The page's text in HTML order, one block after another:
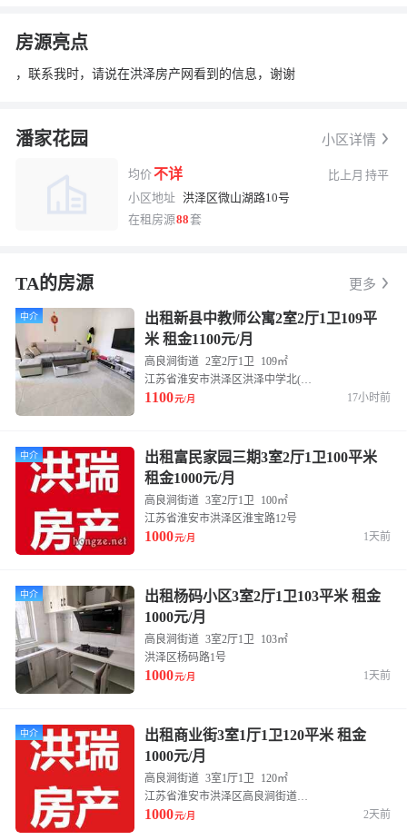
房源亮点
，联系我时，请说在洪泽房产网看到的信息，谢谢
潘家花园 小区详情
均价不详 比上月 持平
小区地址 洪泽区微山湖路10号
在租房源88 套
TA的房源 更多
中介
出租新县中教师公寓2室2厅1卫109平
米 租金1100元/月
高良涧街道 2室2厅1卫
109㎡
江苏省淮安市洪泽区洪泽中学北(洪泽湖大道南)
1100元/月 17小时前
中介
出租富民家园三期3室2厅1卫100平米
租金1000元/月
高良涧街道 3室2厅1卫
100㎡
江苏省淮安市洪泽区淮宝路12号
1000元/月 1天前
中介
出租杨码小区3室2厅1卫103平米 租金
1000元/月
高良涧街道 3室2厅1卫
103㎡
洪泽区杨码路1号
1000元/月 1天前
中介
出租商业街3室1厅1卫120平米 租金
1000元/月
高良涧街道 3室1厅1卫
120㎡
江苏省淮安市洪泽区高良涧街道浔河路与幼学路交叉路口东侧(天水弘浦幸福广场)
1000元/月 2天前
换一张